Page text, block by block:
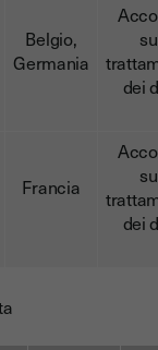
Belgio,
Germania
dei
Francia
dei